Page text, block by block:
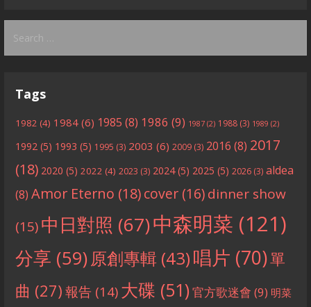
for:
Tags
1982 (4) 1984 (6) 1985 (8) 1986 (9) 1987 (2) 1988 (3) 1989 (2)
1992 (5) 1993 (5) 1995 (3) 2003 (6) 2009 (3) 2016 (8) 2017
(18) 2020 (5) 2022 (4) 2023 (3) 2024(5) 2025 (5) 2026 (3) aldea
(8) Amor Eterno (18)cover (16)dinner show
(15)中日對照 (67)中森明菜 (121)
分享 (59)原創專輯 (43)唱片 (70)單
曲 (27) 報告 (14)大碟 (51) 官方歌迷會 (9) 明菜